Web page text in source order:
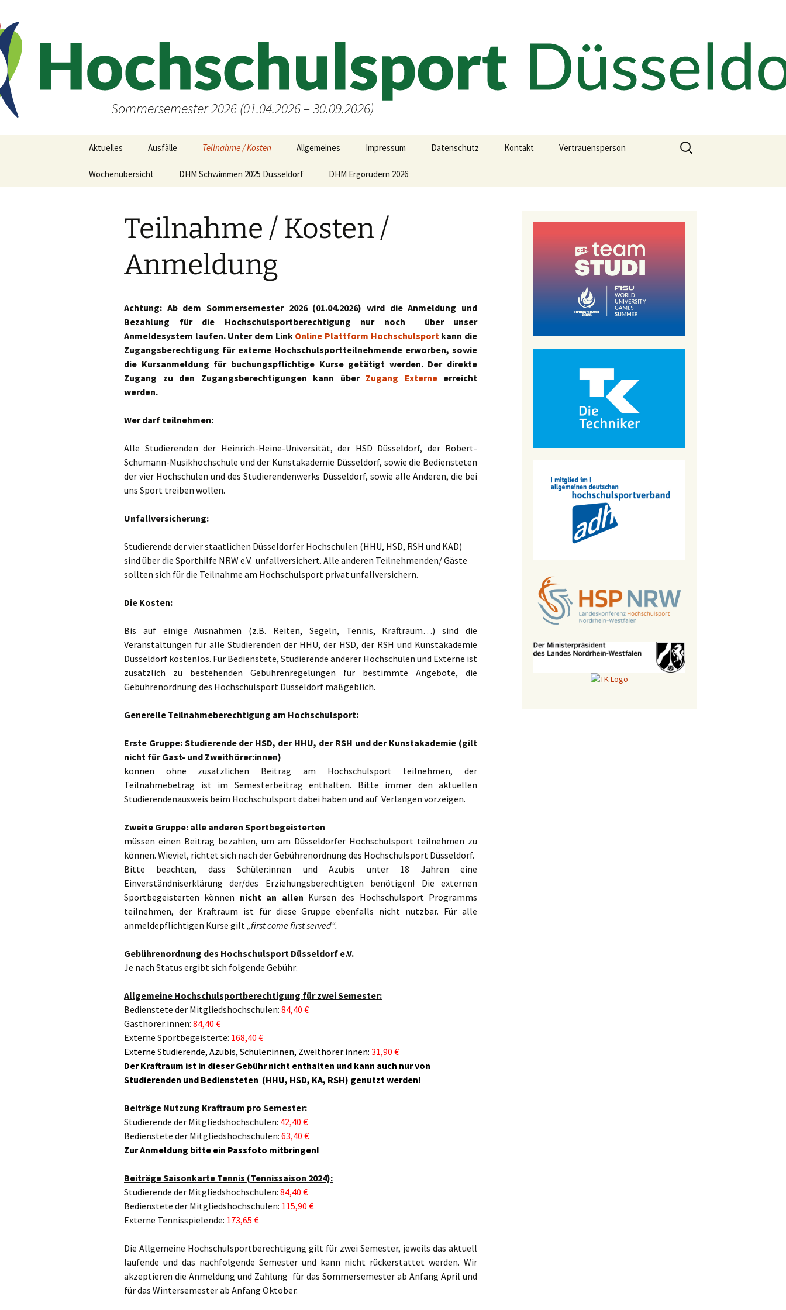
Inhalt
springen
Sommersemester 2026 (01.04.2026 – 30.09.2026)
Aktuelles Ausfälle Teilnahme / Kosten Allgemeines
Allgemeine Infos zu den
Bonusprogramm der
Startgelder / Fahrtkosten
Tages- und
Wochenübersicht
Vordrucke
Impressum Datenschutz Kontakt Vertrauensperson
Wochenübersicht DHM Schwimmen 2025 Düsseldorf DHM Ergorudern 2026
Suchen
nach:
Teilnahme / Kosten /
Anmeldung
Achtung: Ab dem Sommersemester 2026 (01.04.2026) wird die Anmeldung und
Bezahlung für die Hochschulsportberechtigung nur noch über unser
Anmeldesystem laufen. Unter dem Link Online Plattform Hochschulsportkann die
Zugangsberechtigung für externe Hochschulsportteilnehmende erworben, sowie
die Kursanmeldung für buchungspflichtige Kurse getätigt werden. Der direkte
Zugang zu den Zugangsberechtigungen kann über Zugang Externeerreicht
werden.
Wer darf teilnehmen:
Alle Studierenden der Heinrich-Heine-Universität, der HSD Düsseldorf, der Robert-
Schumann-Musikhochschule und der Kunstakademie Düsseldorf, sowie die Bediensteten
der vier Hochschulen und des Studierendenwerks Düsseldorf, sowie alle Anderen, die bei
uns Sport treiben wollen.
Unfallversicherung:
Studierende der vier staatlichen Düsseldorfer Hochschulen (HHU, HSD, RSH und KAD)
sind über die Sporthilfe NRW e.V. unfallversichert. Alle anderen Teilnehmenden/ Gäste
sollten sich für die Teilnahme am Hochschulsport privat unfallversichern.
Die Kosten:
Bis auf einige Ausnahmen (z.B. Reiten, Segeln, Tennis, Kraftraum…) sind die
Veranstaltungen für alle Studierenden der HHU, der HSD, der RSH und Kunstakademie
Düsseldorf kostenlos. Für Bedienstete, Studierende anderer Hochschulen und Externe ist
zusätzlich zu bestehenden Gebührenregelungen für bestimmte Angebote, die
Gebührenordnung des Hochschulsport Düsseldorf maßgeblich.
Generelle Teilnahmeberechtigung am Hochschulsport:
Erste Gruppe: Studierende der HSD, der HHU, der RSH und der Kunstakademie (gilt
nicht für Gast- und Zweithörer:innen)
können ohne zusätzlichen Beitrag am Hochschulsport teilnehmen, der
Teilnahmebetrag ist im Semesterbeitrag enthalten. Bitte immer den aktuellen
Studierendenausweis beim Hochschulsport dabei haben und auf Verlangen vorzeigen.
Zweite Gruppe: alle anderen Sportbegeisterten
müssen einen Beitrag bezahlen, um am Düsseldorfer Hochschulsport teilnehmen zu
können. Wieviel, richtet sich nach der Gebührenordnung des Hochschulsport Düsseldorf.
Bitte beachten, dass Schüler:innen und Azubis unter 18 Jahren eine
Einverständniserklärung der/des Erziehungsberechtigten benötigen! Die externen
Sportbegeisterten können nicht an allen Kursen des Hochschulsport Programms
teilnehmen, der Kraftraum ist für diese Gruppe ebenfalls nicht nutzbar. Für alle
anmeldepflichtigen Kurse gilt„first come first served“.
Gebührenordnung des Hochschulsport Düsseldorf e.V.
Je nach Status ergibt sich folgende Gebühr:
Allgemeine Hochschulsportberechtigung für zwei Semester:
Bedienstete der Mitgliedshochschulen: 84,40 €
Gasthörer:innen: 84,40 €
Externe Sportbegeisterte: 168,40 €
Externe Studierende, Azubis, Schüler:innen, Zweithörer:innen: 31,90 €
Der Kraftraum ist in dieser Gebühr nicht enthalten und kann auch nur von
Studierenden und Bediensteten (HHU, HSD, KA, RSH) genutzt werden!
Beiträge Nutzung Kraftraum pro Semester:
Studierende der Mitgliedshochschulen: 42,40 €
Bedienstete der Mitgliedshochschulen: 63,40 €
Zur Anmeldung bitte ein Passfoto mitbringen!
Beiträge Saisonkarte Tennis (Tennissaison 2024):
Studierende der Mitgliedshochschulen: 84,40 €
Bedienstete der Mitgliedshochschulen: 115,90 €
Externe Tennisspielende: 173,65 €
Die Allgemeine Hochschulsportberechtigung gilt für zwei Semester, jeweils das aktuell
laufende und das nachfolgende Semester und kann nicht rückerstattet werden. Wir
akzeptieren die Anmeldung und Zahlung für das Sommersemester ab Anfang April und
für das Wintersemester ab Anfang Oktober.